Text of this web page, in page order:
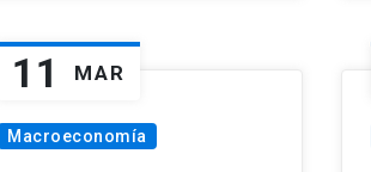
11 MAR
Macroeconomía